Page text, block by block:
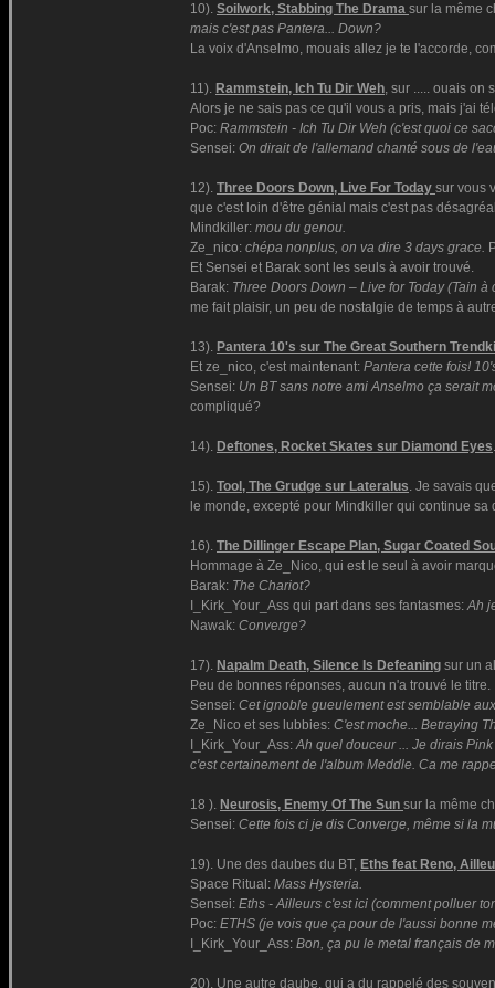
10). Soilwork, Stabbing The Drama sur la même
mais c'est pas Pantera... Down?
La voix d'Anselmo, mouais allez je te l'accorde,
11). Rammstein, Ich Tu Dir Weh, sur ..... ouais on
Alors je ne sais pas ce qu'il vous a pris, mais j'ai
Poc: Rammstein - Ich Tu Dir Weh (c'est quoi ce
Sensei: On dirait de l'allemand chanté sous de
12). Three Doors Down, Live For Today sur vous
que c'est loin d'être génial mais c'est pas
Mindkiller: mou du genou.
Ze_nico: chépa nonplus, on va dire 3 days grace.
Et Sensei et Barak sont les seuls à avoir trouvé.
Barak: Three Doors Down – Live for Today (Tain
me fait plaisir, un peu de nostalgie de temps à
13). Pantera 10's sur The Great Southern
Et ze_nico, c'est maintenant: Pantera cette fois!
Sensei: Un BT sans notre ami Anselmo ça serait
compliqué?
14). Deftones, Rocket Skates sur Diamond Eyes
15). Tool, The Grudge sur Lateralus. Je savais
le monde, excepté pour Mindkiller qui continue sa
16). The Dillinger Escape Plan, Sugar Coated
Hommage à Ze_Nico, qui est le seul à avoir
Barak: The Chariot?
I_Kirk_Your_Ass qui part dans ses fantasmes:Ah
Nawak: Converge?
17). Napalm Death, Silence Is Defeaning sur un
Peu de bonnes réponses, aucun n'a trouvé le titre.
Sensei: Cet ignoble gueulement est semblable
Ze_Nico et ses lubbies: C'est moche... Betraying
I_Kirk_Your_Ass:Ah quel douceur ... Je dirais
c'est certainement de l'album Meddle. Ca me
18 ). Neurosis, Enemy Of The Sun sur la même
Sensei: Cette fois ci je dis Converge, même si la
19). Une des daubes du BT, Eths feat Reno,
Space Ritual: Mass Hysteria.
Sensei: Eths - Ailleurs c'est ici (comment polluer
Poc: ETHS (je vois que ça pour de l'aussi bonne
I_Kirk_Your_Ass: Bon, ça pu le metal français de
20). Une autre daube, qui a du rappelé des